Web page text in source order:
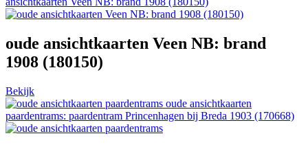
oude ansichtkaarten Veen NB: brand
1908 (180150)
Bekijk
oude ansichtkaarten
paardentrams: paardentram Princenhagen bij Breda 1903 (170668)